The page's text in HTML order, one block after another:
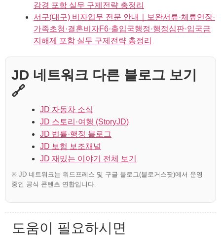
감경 포함 실무 구제전략 총정리
서구(대구) 비자업무 전문 안내｜보완서류·체류연장·
가족초청·결혼비자F6·출입국행정·행정심판·입국금
지해제 포함 실무 구제전략 총정리
JD 네트워크 다른 블로그 보기
🔗
JD 자동차 소식
JD 스토리·여행 (StoryJD)
JD 법률·행정 블로그
JD 보험 보조채널
JD 재밌는 이야기 전체 보기
※ JD 네트워크는 워드프레스 및 구글 블로그(블로거스팟)에서 운영
중인 공식 콘텐츠 연합입니다.
도움이 필요하시면